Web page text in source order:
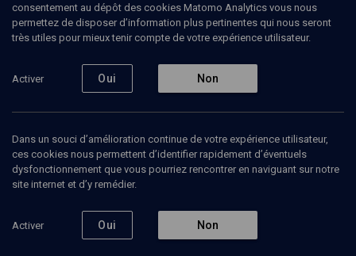
Abonnez-vous à notre newsletter
Société La rédaction
consentement au dépôt des cookies Matomo Analytics vous nous
permettez de disposer d’information plus pertinentes qui nous seront
très utiles pour mieux tenir compte de votre expérience utilisateur.
Activer Oui Non
Dans un souci d’amélioration continue de votre expérience utilisateur,
ces cookies nous permettent d’identifier rapidement d’éventuels
dysfonctionnement que vous pourriez rencontrer en naviguant sur notre
site internet et d’y remédier.
Activer Oui Non